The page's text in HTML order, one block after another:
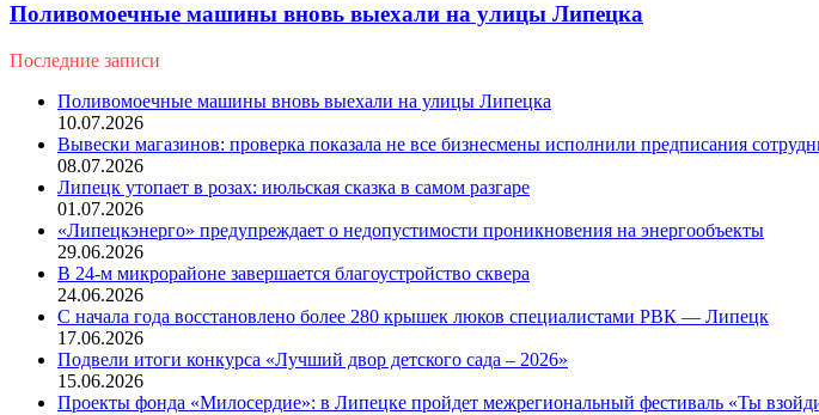
Поливомоечные машины вновь выехали на улицы Липецка
Последние записи
Поливомоечные машины вновь выехали на улицы Липецка
10.07.2026
Вывески магазинов: проверка показала не все бизнесмены исполнили предписания
08.07.2026
Липецк утопает в розах: июльская сказка в самом разгаре
01.07.2026
«Липецкэнерго» предупреждает о недопустимости проникновения на энергообъекты
29.06.2026
В 24-м микрорайоне завершается благоустройство сквера
24.06.2026
С начала года восстановлено более 280 крышек люков специалистами РВК — Липецк
17.06.2026
Подвели итоги конкурса «Лучший двор детского сада – 2026»
15.06.2026
Проекты фонда «Милосердие»: в Липецке пройдет межрегиональный фестиваль «Ты